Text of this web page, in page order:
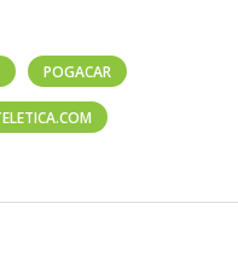
POGACAR